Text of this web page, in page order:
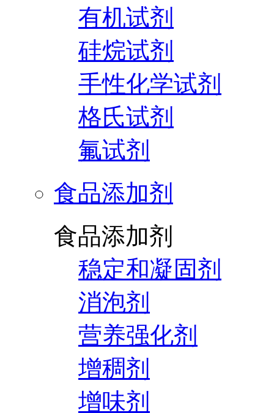
有机试剂
硅烷试剂
手性化学试剂
格氏试剂
氟试剂
食品添加剂
食品添加剂
稳定和凝固剂
消泡剂
营养强化剂
增稠剂
增味剂